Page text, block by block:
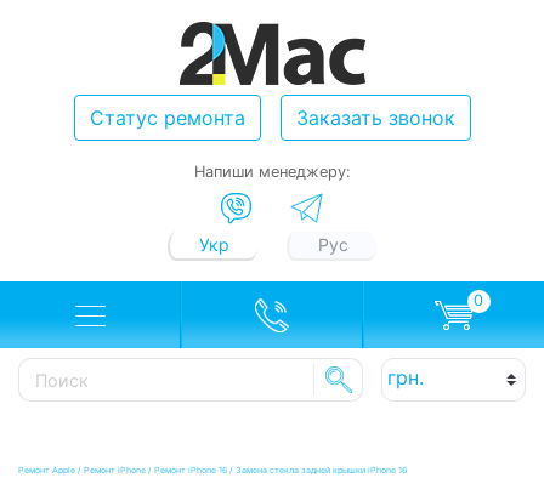
Статус ремонта Заказать звонок
Напиши менеджеру:
Укр Рус
0
Ремонт Apple / Ремонт iPhone / Ремонт iPhone 16 / Замена стекла задней крышки iPhone 16